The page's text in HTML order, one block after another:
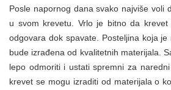
Posle napornog dana svako najviše voli
u svom krevetu. Vrlo je bitno da
odgovara dok spavate. Posteljina koja
bude izrađena od kvalitetnih materijala.
lepo odmoriti i ustati spremni za
krevet se mogu izraditi od materijala o